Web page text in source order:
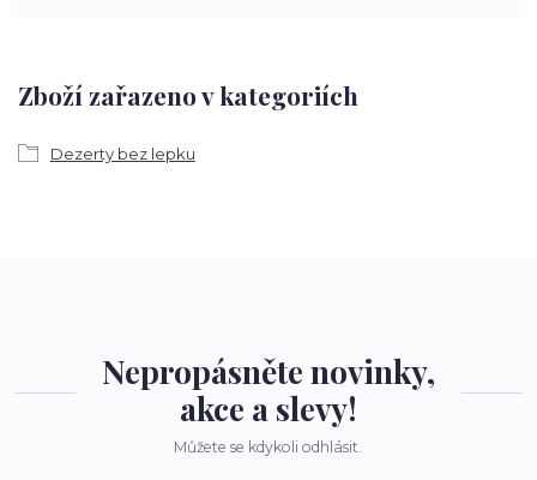
Zboží zařazeno v kategoriích
Dezerty bez lepku
Nepropásněte novinky,
akce a slevy!
Můžete se kdykoli odhlásit.